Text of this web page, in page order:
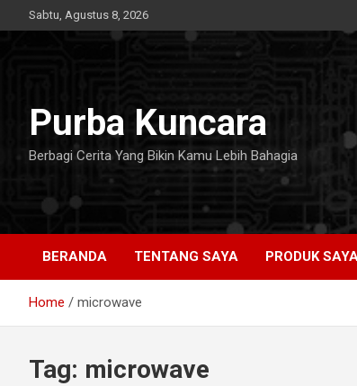
to
Sabtu, Agustus 8, 2026
Purba Kuncara
Berbagi Cerita Yang Bikin Kamu Lebih Bahagia
BERANDA TENTANG SAYA PRODUK
Home microwave
Tag: microwave